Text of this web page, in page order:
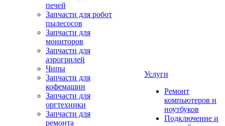
печей
Запчасти для робот
пылесосов
Запчасти для
мониторов
Запчасти для
аэрогрилей
Чипы
Запчасти для
кофемашин
Запчасти для
оргтехники
Запчасти для
ремонта
Услуги
Ремонт
компьютеров и
ноутбуков
Подключение и